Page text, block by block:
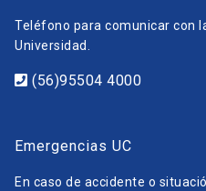
Teléfono para comunicar con
Universidad.
(56)95504 4000
Emergencias UC
En caso de accidente o